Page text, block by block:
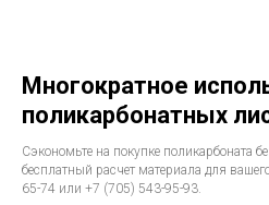
Многократное
поликарбонатных
Сэкономьте на покупке поликарбоната
бесплатный расчет материала для
65-74 или +7 (705) 543-95-93.